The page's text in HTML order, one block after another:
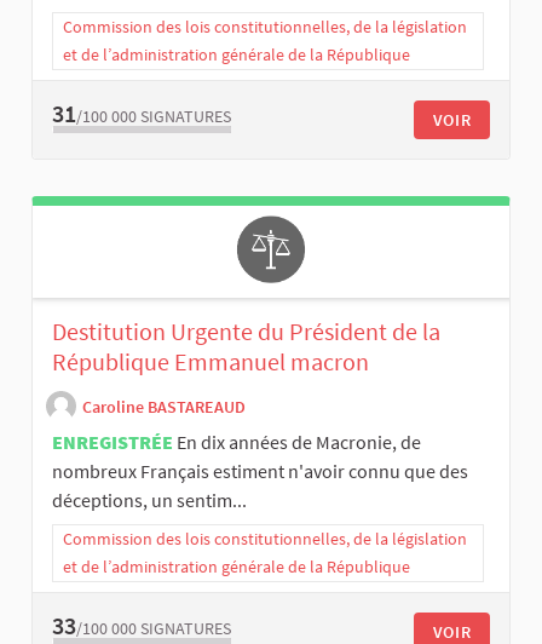
Commission des lois constitutionnelles, de la législation
et de l’administration générale de la République
31/100 000 SIGNATURES VOIR
Destitution Urgente du Président de la
République Emmanuel macron
Caroline BASTAREAUD
ENREGISTRÉE En dix années de Macronie, de
nombreux Français estiment n'avoir connu que des
déceptions, un sentim...
Commission des lois constitutionnelles, de la législation
et de l’administration générale de la République
33/100 000 SIGNATURES VOIR